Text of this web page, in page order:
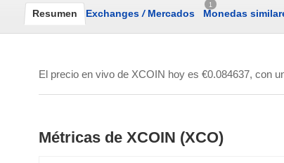
Resumen Exchanges /Mercados
1
Monedas
El precio en vivo de XCOIN hoy es €0.084637, con
Métricas de XCOIN (XCO)